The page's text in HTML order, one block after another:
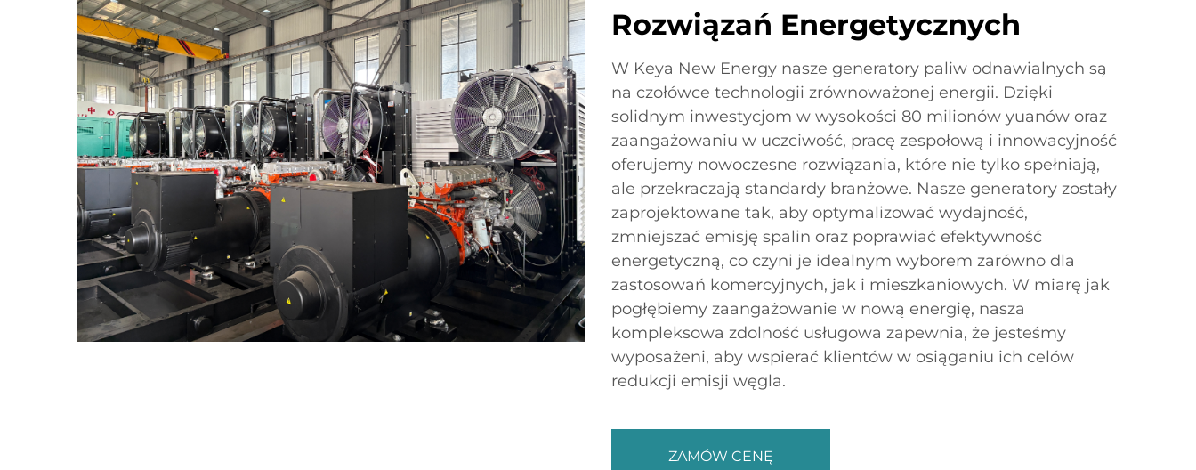
Rozwiązań Energetycznych
W Keya New Energy nasze generatory paliw odnawialnych są
na czołówce technologii zrównoważonej energii. Dzięki
solidnym inwestycjom w wysokości 80 milionów yuanów oraz
zaangażowaniu w uczciwość, pracę zespołową i innowacyjność
oferujemy nowoczesne rozwiązania, które nie tylko spełniają,
ale przekraczają standardy branżowe. Nasze generatory zostały
zaprojektowane tak, aby optymalizować wydajność,
zmniejszać emisję spalin oraz poprawiać efektywność
energetyczną, co czyni je idealnym wyborem zarówno dla
zastosowań komercyjnych, jak i mieszkaniowych. W miarę jak
pogłębiemy zaangażowanie w nową energię, nasza
kompleksowa zdolność usługowa zapewnia, że jesteśmy
wyposażeni, aby wspierać klientów w osiąganiu ich celów
redukcji emisji węgla.
ZAMÓW CENĘ